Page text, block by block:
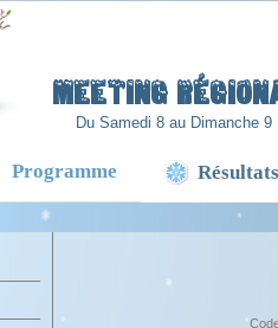
Meeting
Du Samedi 8 au Dimanche 9
Programme Résultats